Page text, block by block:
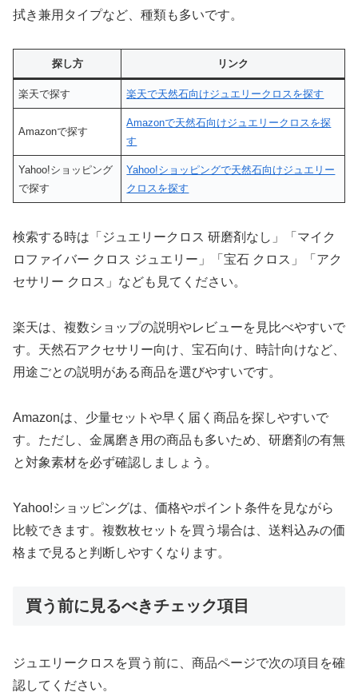
拭き兼用タイプなど、種類も多いです。
探し方 リンク
楽天で探す 楽天で天然石向けジュエリークロスを探す
Amazonで探す
Amazonで天然石向けジュエリークロスを探
す
Yahoo!ショッピング
で探す
Yahoo!ショッピングで天然石向けジュエリー
クロスを探す
検索する時は「ジュエリークロス 研磨剤なし」「マイク
ロファイバー クロス ジュエリー」「宝石 クロス」「アク
セサリー クロス」なども見てください。
楽天は、複数ショップの説明やレビューを見比べやすいで
す。天然石アクセサリー向け、宝石向け、時計向けなど、
用途ごとの説明がある商品を選びやすいです。
Amazonは、少量セットや早く届く商品を探しやすいで
す。ただし、金属磨き用の商品も多いため、研磨剤の有無
と対象素材を必ず確認しましょう。
Yahoo!ショッピングは、価格やポイント条件を見ながら
比較できます。複数枚セットを買う場合は、送料込みの価
格まで見ると判断しやすくなります。
買う前に見るべきチェック項目
ジュエリークロスを買う前に、商品ページで次の項目を確
認してください。